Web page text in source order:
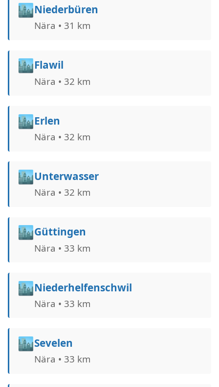
🏙️Niederbüren
Nära • 31 km
🏙️Flawil
Nära • 32 km
🏙️Erlen
Nära • 32 km
🏙️Unterwasser
Nära • 32 km
🏙️Güttingen
Nära • 33 km
🏙️Niederhelfenschwil
Nära • 33 km
🏙️Sevelen
Nära • 33 km